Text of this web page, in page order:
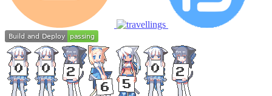
单
追
番
修
改